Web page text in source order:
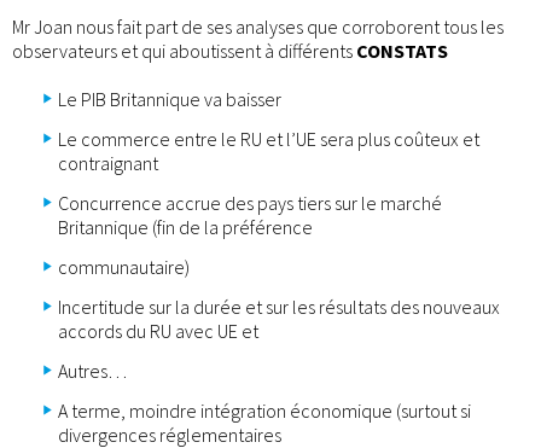
Mr Joan nous fait part de ses analyses que corroborent tous les
observateurs et qui aboutissent à différents CONSTATS
Le PIB Britannique va baisser
Le commerce entre le RU et l’UE sera plus coûteux et
contraignant
Concurrence accrue des pays tiers sur le marché
Britannique (fin de la préférence
communautaire)
Incertitude sur la durée et sur les résultats des nouveaux
accords du RU avec UE et
Autres…
A terme, moindre intégration économique (surtout si
divergences réglementaires